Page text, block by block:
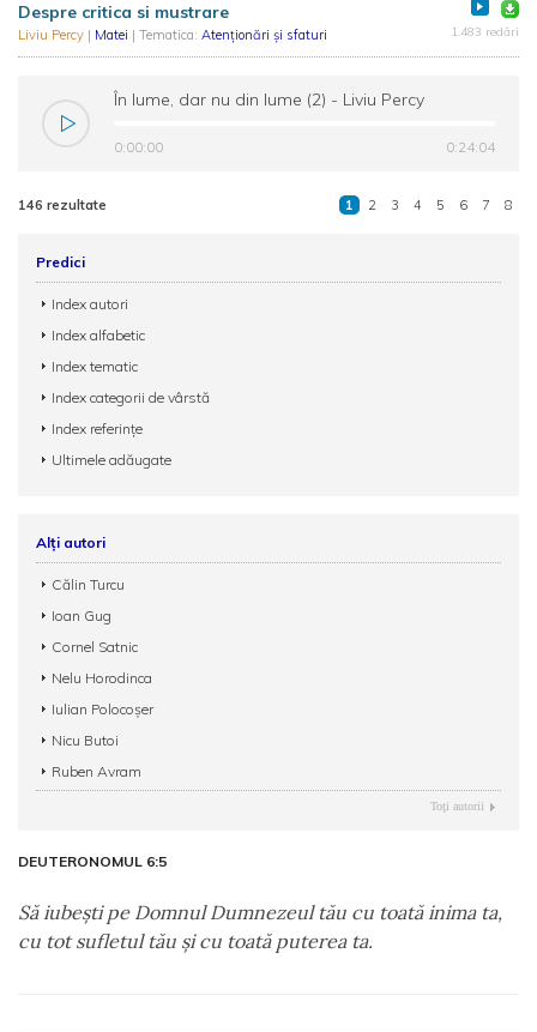
Despre critica si mustrare
Liviu Percy | Matei | Tematica: Atenționări și sfaturi 1.483 redări
În lume, dar nu din lume (2) - Liviu Percy
0:00:00 0:24:04
146 rezultate 1 2 3 4 5 6 7 8
Predici
Index autori
Index alfabetic
Index tematic
Index categorii de vârstă
Index referințe
Ultimele adăugate
Alți autori
Călin Turcu
Ioan Gug
Cornel Satnic
Nelu Horodinca
Iulian Polocoșer
Nicu Butoi
Ruben Avram
Toţi autorii
DEUTERONOMUL 6:5
Să iubeşti pe Domnul Dumnezeul tău cu toată inima ta,
cu tot sufletul tău şi cu toată puterea ta.